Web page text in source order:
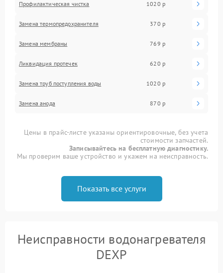
Профилактическая чистка 1020 р
Замена термопредохранителя 370 р
Замена мембраны 769 р
Ликвидация протечек 620 р
Замена труб поступления воды 1020 р
Замена анода 870 р
Цены в прайс-листе указаны ориентировочные, без учета
стоимости запчастей.
Записывайтесь на бесплатную диагностику.
Мы проверим ваше устройство и укажем на неисправность.
Показать все услуги
Неисправности водонагревателя
DEXP